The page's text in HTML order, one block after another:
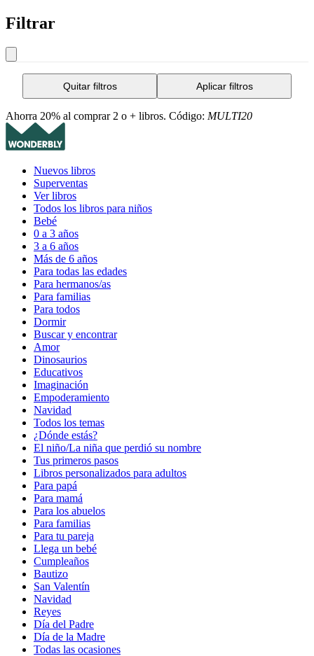
Filtrar
Quitar filtros Aplicar filtros
Ahorra 20% al comprar 2 o + libros. Código: MULTI20
Nuevos libros
Superventas
Ver libros
Todos los libros para niños
Bebé
0 a 3 años
3 a 6 años
Más de 6 años
Para todas las edades
Para hermanos/as
Para familias
Para todos
Dormir
Buscar y encontrar
Amor
Dinosaurios
Educativos
Imaginación
Empoderamiento
Navidad
Todos los temas
¿Dónde estás?
El niño/La niña que perdió su nombre
Tus primeros pasos
Libros personalizados para adultos
Para papá
Para mamá
Para los abuelos
Para familias
Para tu pareja
Llega un bebé
Cumpleaños
Bautizo
San Valentín
Navidad
Reyes
Día del Padre
Día de la Madre
Todas las ocasiones